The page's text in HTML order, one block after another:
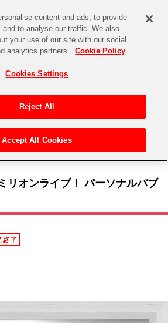
STORE EVENT
ズ
ーカラーズ
ルマスター シリーズ>アイドルマスター ミリオンライブ！
リオンライブ！ パーソナルパブ
content and ads, to provide
and to analyse our traffic. We also
your use of our site with our social
analytics partners.
Cookie Policy
Cookies Settings
Reject All
Accept All Cookies